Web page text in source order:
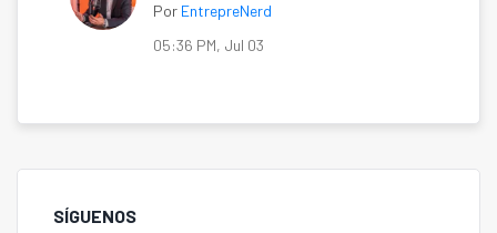
Por EntrepreNerd
05:36 PM, Jul 03
SÍGUENOS